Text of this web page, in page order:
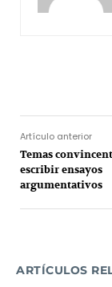
Artículo anterior
Temas
escribir ensayos
argumentativos
ARTÍCULOS